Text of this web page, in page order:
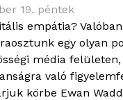
19. péntek
empátia?
egy olyan
média
való
körbe Ewan